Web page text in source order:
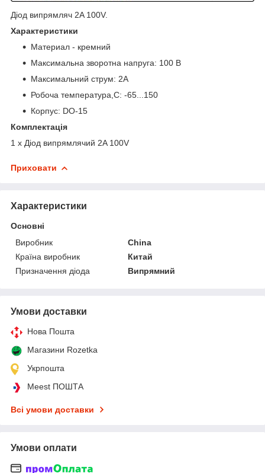
Діод випрямляч 2A 100V.
Характеристики
Материал - кремний
Максимальна зворотна напруга: 100 В
Максимальний струм: 2А
Робоча температура,С: -65...150
Корпус: DO-15
Комплектація
1 x Діод випрямлячий 2A 100V
Приховати
Характеристики
Основні
Виробник
China
Країна виробник
Китай
Призначення діода
Випрямний
Умови доставки
Нова Пошта
Магазини Rozetka
Укрпошта
Meest ПОШТА
Всі умови доставки
Умови оплати